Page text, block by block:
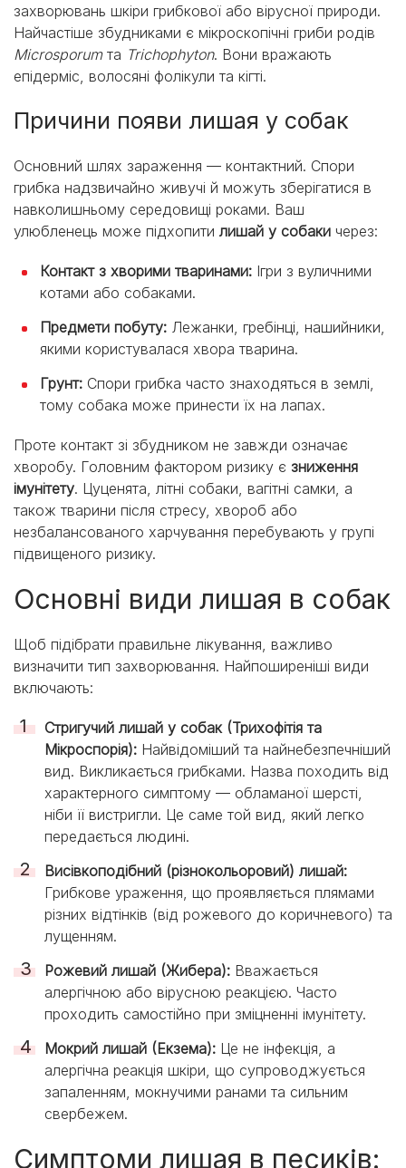
захворювань шкіри грибкової або вірусної природи.
Найчастіше збудниками є мікроскопічні гриби родів
Microsporumта Trichophyton. Вони вражають
епідерміс, волосяні фолікули та кігті.
Причини появи лишая у собак
Основний шлях зараження — контактний. Спори
грибка надзвичайно живучі й можуть зберігатися в
навколишньому середовищі роками. Ваш
улюбленець може підхопити лишай у собаки через:
Контакт з хворими тваринами: Ігри з вуличними
котами або собаками.
Предмети побуту: Лежанки, гребінці, нашийники,
якими користувалася хвора тварина.
Грунт: Спори грибка часто знаходяться в землі,
тому собака може принести їх на лапах.
Проте контакт зі збудником не завжди означає
хворобу. Головним фактором ризику є зниження
імунітету. Цуценята, літні собаки, вагітні самки, а
також тварини після стресу, хвороб або
незбалансованого харчування перебувають у групі
підвищеного ризику.
Основні види лишая в собак
Щоб підібрати правильне лікування, важливо
визначити тип захворювання. Найпоширеніші види
включають:
Стригучий лишай у собак (Трихофітія та
Мікроспорія): Найвідоміший та найнебезпечніший
вид. Викликається грибками. Назва походить від
характерного симптому — обламаної шерсті,
ніби її вистригли. Це саме той вид, який легко
передається людині.
Висівкоподібний (різнокольоровий) лишай:
Грибкове ураження, що проявляється плямами
різних відтінків (від рожевого до коричневого) та
лущенням.
Рожевий лишай (Жибера): Вважається
алергічною або вірусною реакцією. Часто
проходить самостійно при зміцненні імунітету.
Мокрий лишай (Екзема): Це не інфекція, а
алергічна реакція шкіри, що супроводжується
запаленням, мокнучими ранами та сильним
свербежем.
Симптоми лишая в песиків: